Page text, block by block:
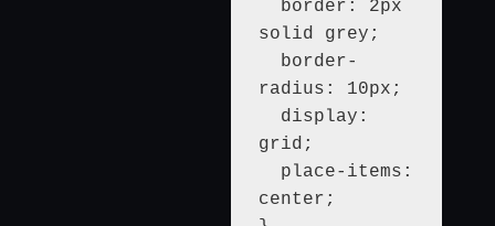
solid grey;
radius: 10px;
grid;
center;